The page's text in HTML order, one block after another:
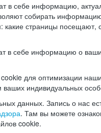
в себе информацию,
собирать
какие страницы посещают,
в себе информацию о
для оптимизации
ваших индивидуальных
данных. Запись о нас
. Там вы можете
cookie.